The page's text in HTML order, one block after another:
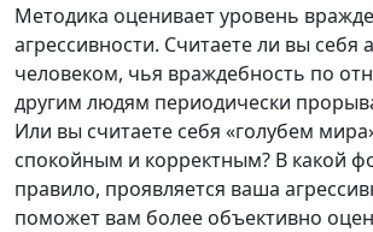
Методика оценивает уровень
агрессивности. Считаете ли вы себя
человеком, чья враждебность по
другим людям периодически
Или вы считаете себя «голубем
спокойным и корректным? В какой
правило, проявляется ваша
поможет вам более объективно